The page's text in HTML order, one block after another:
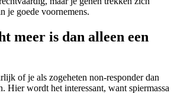
je goede voornemens.
meer is dan alleen een
of je als zogeheten non-responder dan
Hier wordt het interessant, want spiermassa